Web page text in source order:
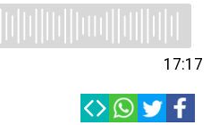
17:17